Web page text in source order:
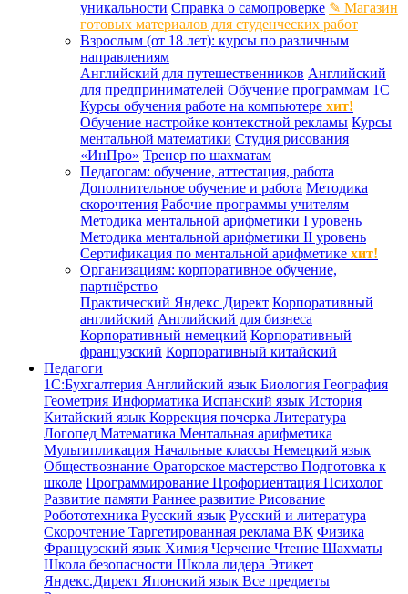
уникальности Справка о самопроверке ✎ Магазин
готовых материалов для студенческих работ
Взрослым (от 18 лет): курсы по различным
направлениям
Английский для путешественников Английский
для предпринимателей Обучение программам 1С
Курсы обучения работе на компьютере хит!
Обучение настройке контекстной рекламы Курсы
ментальной математики Студия рисования
«ИнПро» Тренер по шахматам
Педагогам: обучение, аттестация, работа
Дополнительное обучение и работа Методика
скорочтения Рабочие программы учителям
Методика ментальной арифметики I уровень
Методика ментальной арифметики II уровень
Сертификация по ментальной арифметике хит!
Организациям: корпоративное обучение,
партнёрство
Практический Яндекс Директ Корпоративный
английский Английский для бизнеса
Корпоративный немецкий Корпоративный
французский Корпоративный китайский
Педагоги
1С:Бухгалтерия Английский язык Биология География
Геометрия Информатика Испанский язык История
Китайский язык Коррекция почерка Литература
Логопед Математика Ментальная арифметика
Мультипликация Начальные классы Немецкий язык
Обществознание Ораторское мастерство Подготовка к
школе Программирование Профориентация Психолог
Развитие памяти Раннее развитие Рисование
Робототехника Русский язык Русский и литература
Скорочтение Таргетированная реклама ВК Физика
Французский язык Химия Черчение Чтение Шахматы
Школа безопасности Школа лидера Этикет
Яндекс.Директ Японский язык Все предметы